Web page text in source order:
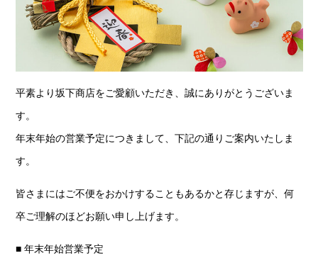
平素より坂下商店をご愛顧いただき、誠にありがとうございま
す。
年末年始の営業予定につきまして、下記の通りご案内いたしま
す。
皆さまにはご不便をおかけすることもあるかと存じますが、何
卒ご理解のほどお願い申し上げます。
■ 年末年始営業予定